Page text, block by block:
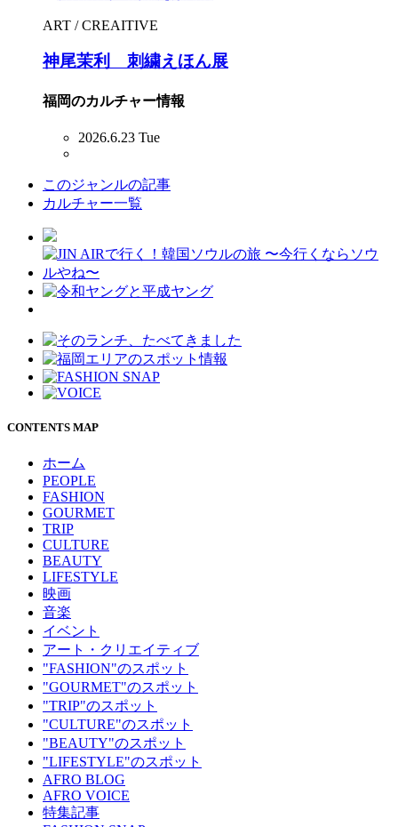
ART / CREAITIVE
神尾茉利 刺繍えほん展
福岡のカルチャー情報
2026.6.23 Tue
このジャンルの記事
カルチャー一覧
CONTENTS MAP
ホーム
PEOPLE
FASHION
GOURMET
TRIP
CULTURE
BEAUTY
LIFESTYLE
映画
音楽
イベント
アート・クリエイティブ
"FASHION"のスポット
"GOURMET"のスポット
"TRIP"のスポット
"CULTURE"のスポット
"BEAUTY"のスポット
"LIFESTYLE"のスポット
AFRO BLOG
AFRO VOICE
特集記事